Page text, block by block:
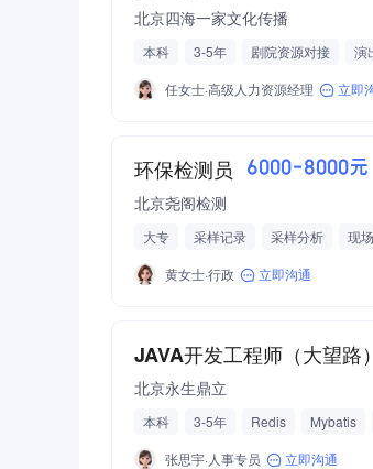
北京四海一家文化传播
本科 3-5年 剧院资源对接 演
任女士·高级人力资源经理
立即
环保检测员 6000-8000元
北京尧阁检测
大专 采样记录 采样分析 现
检测/认证/计量
黄女士·行政 立即沟通
JAVA开发工程师（大望路）
北京永生鼎立
本科 3-5年 Redis Mybatis
RESTFUL API
张思宇·人事专员 立即沟通